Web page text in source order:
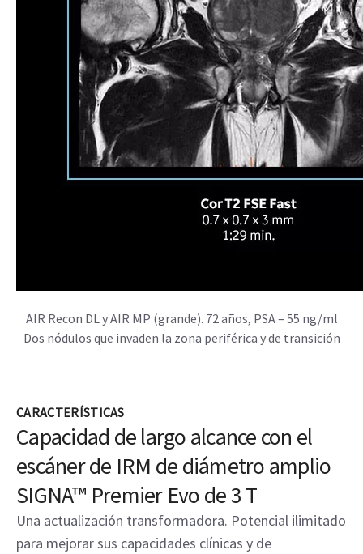
AIR Recon DL y AIR MP (grande). 72 años, PSA – 55 ng/ml
Dos nódulos que invaden la zona periférica y de transición
CARACTERÍSTICAS
Capacidad de largo alcance con el
escáner de IRM de diámetro amplio
SIGNA™ Premier Evo de 3 T
Una actualización transformadora. Potencial ilimitado
para mejorar sus capacidades clínicas y de